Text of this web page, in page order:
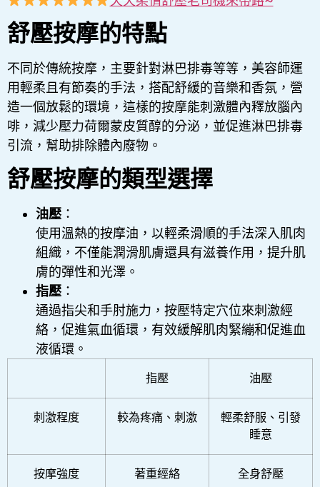
舒壓按摩的特點
不同於傳統按摩，主要針對淋巴排毒等等，美容師運
用輕柔且有節奏的手法，搭配舒緩的音樂和香氛，營
造一個放鬆的環境，這樣的按摩能刺激體內釋放腦內
啡，減少壓力荷爾蒙皮質醇的分泌，並促進淋巴排毒
引流，幫助排除體內廢物。
舒壓按摩的類型選擇
油壓 ：
使用溫熱的按摩油，以輕柔滑順的手法深入肌肉
組織，不僅能潤滑肌膚還具有滋養作用，提升肌
膚的彈性和光澤。
指壓 ：
通過指尖和手肘施力，按壓特定穴位來刺激經
絡，促進氣血循環，有效緩解肌肉緊繃和促進血
液循環。
指壓 油壓
刺激程度 較為疼痛、刺激
輕柔舒服、引發
睡意
按摩強度 著重經絡 全身舒壓